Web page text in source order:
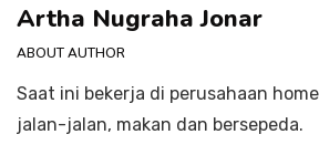
Artha Nugraha Jonar
ABOUT AUTHOR
Saat ini bekerja di perusahaan
jalan-jalan, makan dan bersepeda.